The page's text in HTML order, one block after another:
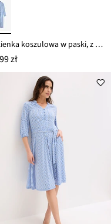
Sukienka koszulowa w paski, z wiązanym paskiem
zł